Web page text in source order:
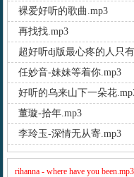
裸爱好听的歌曲.mp3
再找找.mp3
超好听dj版最心疼的人只
任妙音-妹妹等着你.mp3
好听的乌来山下一朵花
董璇-拾年.mp3
李玲玉-深情无从寄.mp3
rihanna - where have you been.mp3